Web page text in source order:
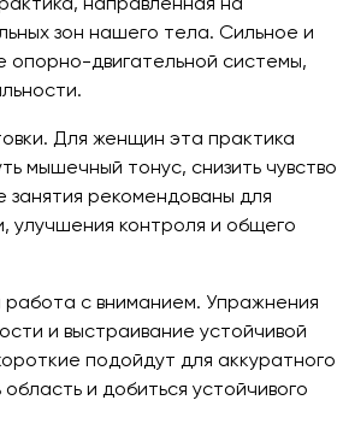
зон нашего тела. Сильное и
опорно-двигательной системы,
Для женщин эта практика
мышечный тонус, снизить чувство
рекомендованы для
улучшения контроля и общего
с вниманием. Упражнения
и выстраивание устойчивой
подойдут для аккуратного
и добиться устойчивого